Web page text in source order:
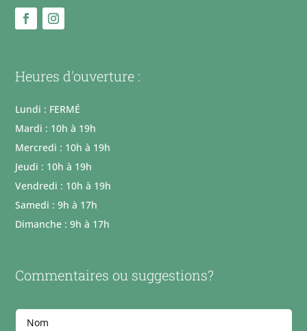
Heures d'ouverture :
Lundi : FERMÉ
Mardi : 10h à 19h
Mercredi : 10h à 19h
Jeudi : 10h à 19h
Vendredi : 10h à 19h
Samedi : 9h à 17h
Dimanche : 9h à 17h
Commentaires ou suggestions?